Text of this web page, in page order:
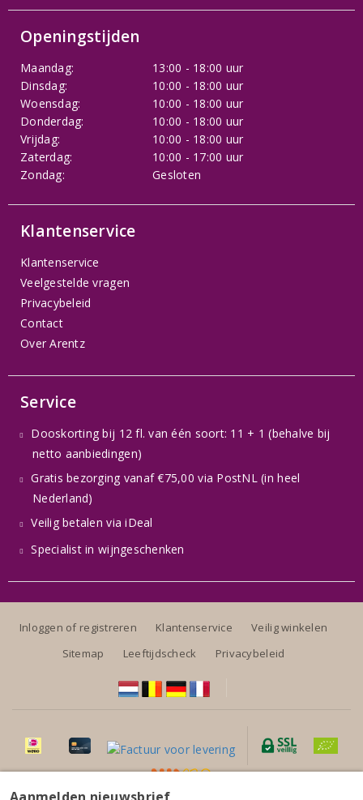
Openingstijden
Maandag:
13:00 - 18:00 uur
Dinsdag:
10:00 - 18:00 uur
Woensdag:
10:00 - 18:00 uur
Donderdag:
10:00 - 18:00 uur
Vrijdag:
10:00 - 18:00 uur
Zaterdag:
10:00 - 17:00 uur
Zondag:
Gesloten
Klantenservice
Klantenservice
Veelgestelde vragen
Privacybeleid
Contact
Over Arentz
Service
Dooskorting bij 12 fl. van één soort: 11 + 1 (behalve bij
netto aanbiedingen)
Gratis bezorging vanaf €75,00 via PostNL (in heel
Nederland)
Veilig betalen via iDeal
Specialist in wijngeschenken
Inloggen of registreren Klantenservice
Veilig winkelen
Sitemap
Leeftijdscheck Privacybeleid